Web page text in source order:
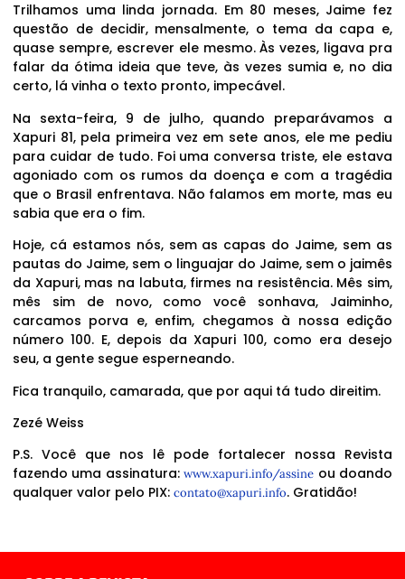
Trilhamos uma linda jornada. Em 80 meses, Jaime fez
questão de decidir, mensalmente, o tema da capa e,
quase sempre, escrever ele mesmo. Às vezes, ligava pra
falar da ótima ideia que teve, às vezes sumia e, no dia
certo, lá vinha o texto pronto, impecável.
Na sexta-feira, 9 de julho, quando preparávamos a
Xapuri 81, pela primeira vez em sete anos, ele me pediu
para cuidar de tudo. Foi uma conversa triste, ele estava
agoniado com os rumos da doença e com a tragédia
que o Brasil enfrentava. Não falamos em morte, mas eu
sabia que era o fim.
Hoje, cá estamos nós, sem as capas do Jaime, sem as
pautas do Jaime, sem o linguajar do Jaime, sem o jaimês
da Xapuri, mas na labuta, firmes na resistência. Mês sim,
mês sim de novo, como você sonhava, Jaiminho,
carcamos porva e, enfim, chegamos à nossa edição
número 100. E, depois da Xapuri 100, como era desejo
seu, a gente segue esperneando.
Fica tranquilo, camarada, que por aqui tá tudo direitim.
Zezé Weiss
P.S. Você que nos lê pode fortalecer nossa Revista
fazendo uma assinatura:www.xapuri.info/assine ou doando
qualquer valor pelo PIX: contato@xapuri.info. Gratidão!